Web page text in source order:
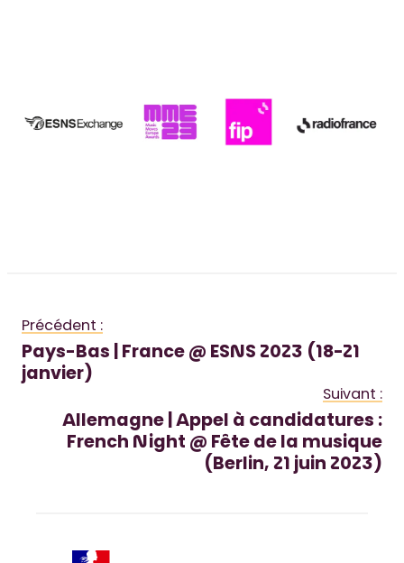
Précédent :
Pays-Bas | France @ ESNS 2023 (18-21
janvier)
Suivant :
Allemagne | Appel à candidatures :
French Night @ Fête de la musique
(Berlin, 21 juin 2023)